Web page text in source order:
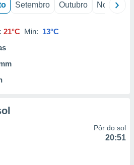
Setembro Outubro Novembro
21°C Min: 13°C
Pôr do sol
20:51